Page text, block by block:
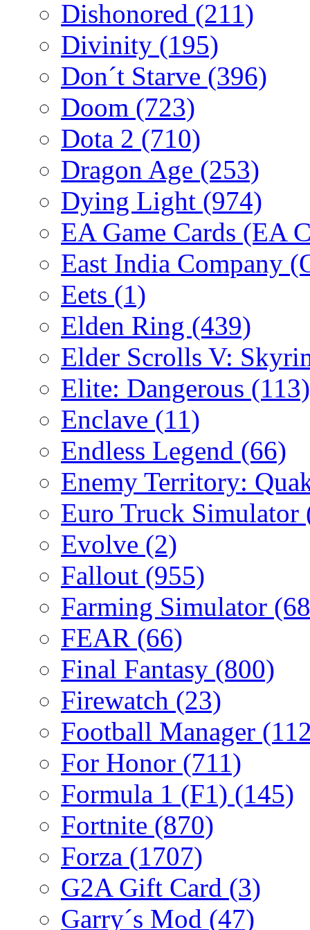
Dishonored (211)
Divinity (195)
Don´t Starve (396)
Doom (723)
Dota 2 (710)
Dragon Age (253)
Dying Light (974)
EA Game Cards (EA
East India Company
Eets (1)
Elden Ring (439)
Elder Scrolls V:
Elite: Dangerous (113)
Enclave (11)
Endless Legend (66)
Enemy Territory:
Euro Truck Simulator
Evolve (2)
Fallout (955)
Farming Simulator
FEAR (66)
Final Fantasy (800)
Firewatch (23)
Football Manager
For Honor (711)
Formula 1 (F1) (145)
Fortnite (870)
Forza (1707)
G2A Gift Card (3)
Garry´s Mod (47)